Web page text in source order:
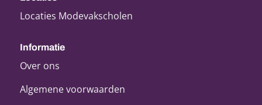
Locaties Modevakscholen
Informatie
Over ons
Algemene voorwaarden